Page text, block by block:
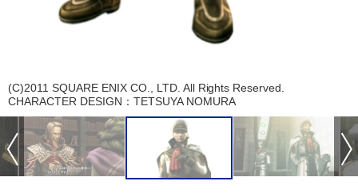
(C)2011 SQUARE ENIX CO., LTD. All Rights Reserved.
CHARACTER DESIGN：TETSUYA NOMURA